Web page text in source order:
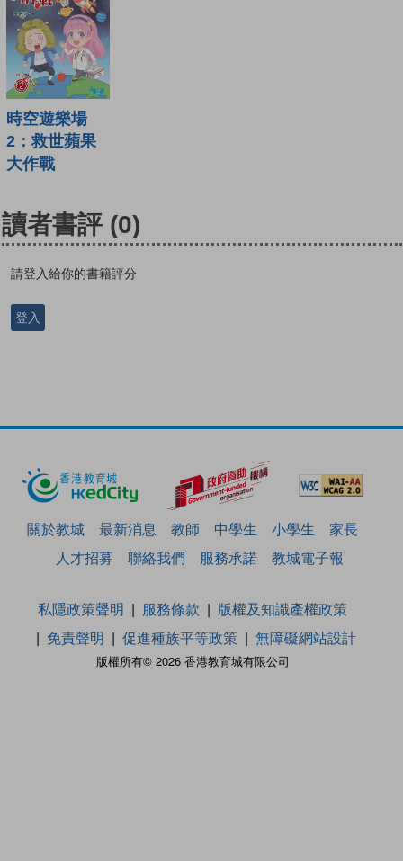
時空遊樂場
2：救世蘋果
大作戰
讀者書評 (0)
請登入給你的書籍評分
登入
關於教城 最新消息 教師 中學生 小學生
家長
人才招募
聯絡我們 服務承諾 教城電子報
版權所有© 2026 香港教育城有限公司
私隱政策聲明 服務條款
版權及知識產權政策
免責聲明
促進種族平等政策 無障礙網站設計